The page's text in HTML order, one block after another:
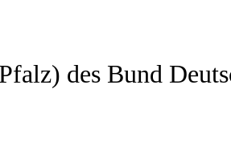
des Bund